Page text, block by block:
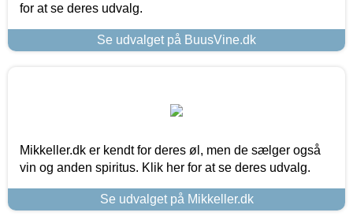
for at se deres udvalg.
Se udvalget på BuusVine.dk
Mikkeller.dk er kendt for deres øl, men de sælger også
vin og anden spiritus. Klik her for at se deres udvalg.
Se udvalget på Mikkeller.dk